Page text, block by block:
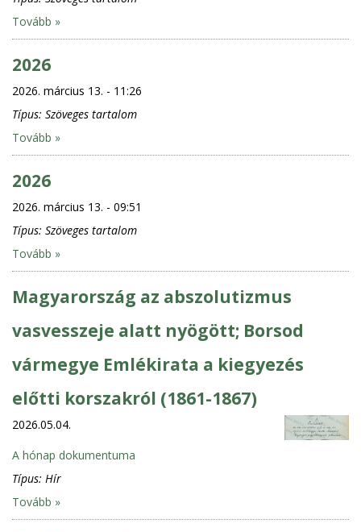
Tovább »
2026
2026. március 13. - 11:26
Típus: Szöveges tartalom
Tovább »
2026
2026. március 13. - 09:51
Típus: Szöveges tartalom
Tovább »
Magyarország az abszolutizmus
vasvesszeje alatt nyögött; Borsod
vármegye Emlékirata a kiegyezés
előtti korszakról (1861-1867)
2026.05.04.
A hónap dokumentuma
Típus: Hír
Tovább »